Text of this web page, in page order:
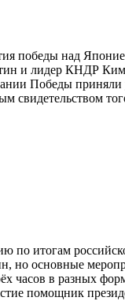
победы над
и лидер КНДР Ким
Победы приняли
по итогам
но основные
часов в разных
помощник